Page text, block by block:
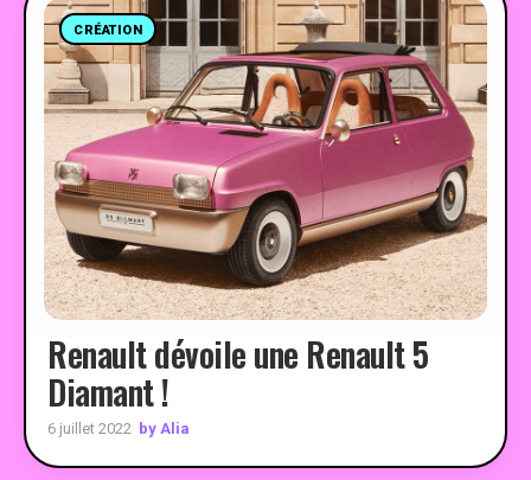
CRÉATION
Renault dévoile une Renault 5
Diamant !
6 juillet 2022 by Alia